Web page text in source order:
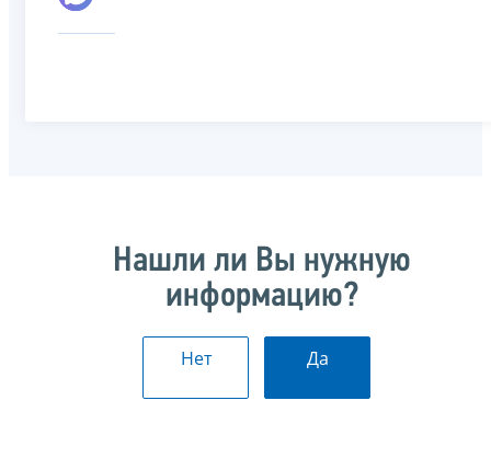
Нашли ли Вы нужную
информацию?
Нет Да